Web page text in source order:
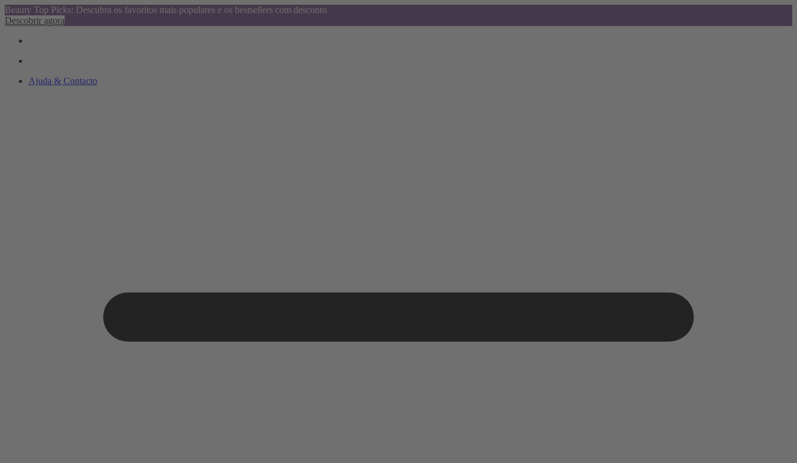
Beauty Top Picks: Descubra os favoritos mais populares e os bestsellers com desconto
Descobrir agora
Ajuda & Contacto